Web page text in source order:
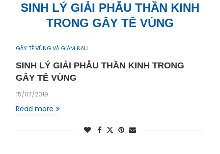
SINH LÝ GIẢI PHẪU THẦN KINH
TRONG GÂY TÊ VÙNG
GÂY TÊ VÙNG VÀ GIẢM ĐAU
SINH LÝ GIẢI PHẪU THẦN KINH TRONG
GÂY TÊ VÙNG
15/07/2019
Read more